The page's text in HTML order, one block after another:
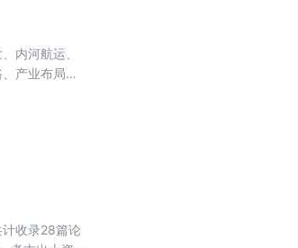
内河航运、
产业布局及
收录28篇论